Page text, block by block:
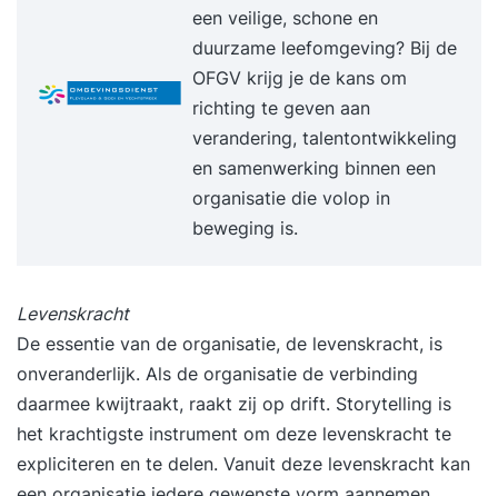
een veilige, schone en
duurzame leefomgeving? Bij de
OFGV krijg je de kans om
richting te geven aan
verandering, talentontwikkeling
en samenwerking binnen een
organisatie die volop in
beweging is.
Levenskracht
De essentie van de organisatie, de levenskracht, is
onveranderlijk. Als de organisatie de verbinding
daarmee kwijtraakt, raakt zij op drift. Storytelling is
het krachtigste instrument om deze levenskracht te
expliciteren en te delen. Vanuit deze levenskracht kan